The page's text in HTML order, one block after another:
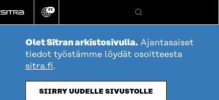
suoraan
sisältöön
Vaihda
kieli
FI
Hae
Olet Sitran arkistosivulla. Ajantasaiset
tiedot työstämme löydät osoitteesta
sitra.fi.
SIIRRY UUDELLE SIVUSTOLLE